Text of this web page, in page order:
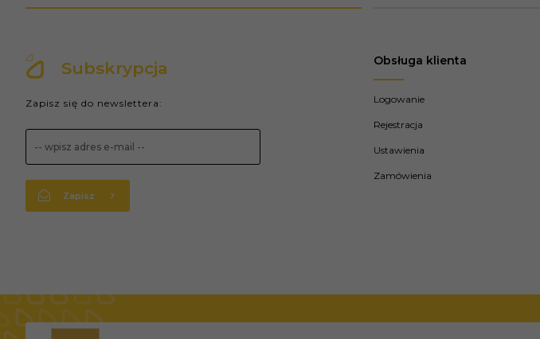
Subskrypcja
Zapisz się do newslettera:
Zapisz
Obsługa klienta
Logowanie
Rejestracja
Ustawienia
Zamówienia